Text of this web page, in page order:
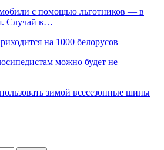
с помощью льготников — в
Случай в…
на 1000 белорусов
можно будет не
зимой всесезонные шины